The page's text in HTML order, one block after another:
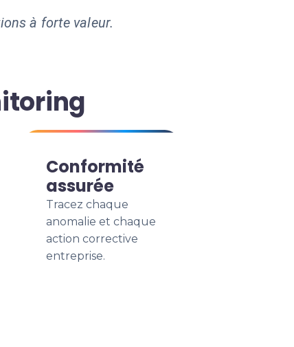
à forte valeur.
Conformité
assurée
Tracez chaque
anomalie et chaque
action corrective
entreprise.